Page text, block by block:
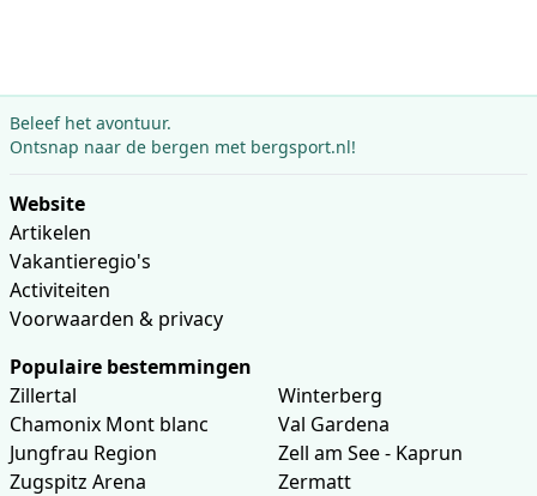
Beleef het avontuur.
Ontsnap naar de bergen met bergsport.nl!
Website
Artikelen
Vakantieregio's
Activiteiten
Voorwaarden & privacy
Populaire bestemmingen
Zillertal
Chamonix Mont blanc
Jungfrau Region
Zugspitz Arena
Winterberg
Val Gardena
Zell am See - Kaprun
Zermatt